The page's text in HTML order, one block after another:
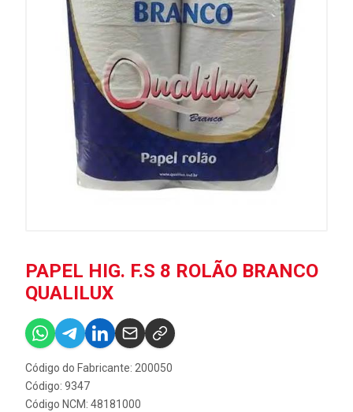
PAPEL HIG. F.S 8 ROLÃO BRANCO
QUALILUX
Código do Fabricante: 200050
Código: 9347
Código NCM: 48181000